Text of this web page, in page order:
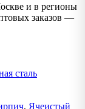
и в регионы
заказов —
сталь
, Ячеистый